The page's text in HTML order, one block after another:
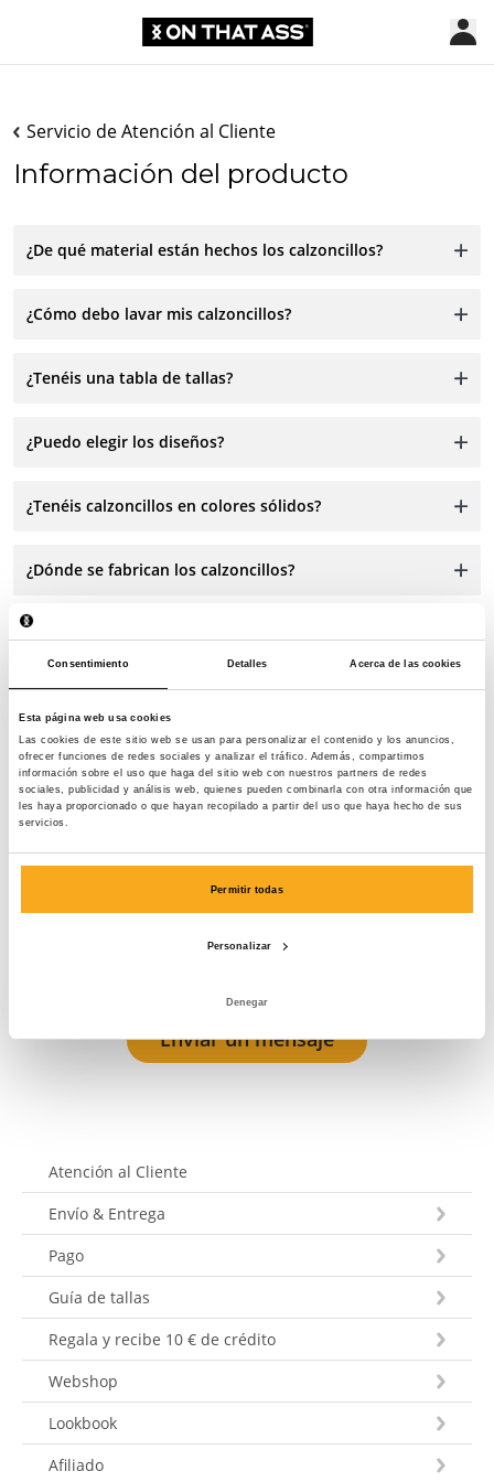
Consentimiento Detalles Acerca de las cookies
Esta página web usa cookies
Las cookies de este sitio web se usan para personalizar el contenido y los anuncios,
ofrecer funciones de redes sociales y analizar el tráfico. Además, compartimos
información sobre el uso que haga del sitio web con nuestros partners de redes
sociales, publicidad y análisis web, quienes pueden combinarla con otra información que
les haya proporcionado o que hayan recopilado a partir del uso que haya hecho de sus
servicios.
Permitir todas
Personalizar
Denegar
Servicio de Atención al Cliente
Información del producto
¿De qué material están hechos los calzoncillos?
¿Cómo debo lavar mis calzoncillos?
¿Tenéis una tabla de tallas?
¿Puedo elegir los diseños?
¿Tenéis calzoncillos en colores sólidos?
¿Dónde se fabrican los calzoncillos?
Contáctanos
¡Estamos a tu disposición las 24 horas del día, los 7 días
de la semana! Utiliza nuestro chatbot para obtener una
respuesta rápida. Haz clic en «Contacta con nosotros»,
Intentamos responder tu consulta en un plazo de 3 días
Enviar un mensaje
Atención al Cliente
Envío & Entrega
Pago
Guía de tallas
Regala y recibe 10 € de crédito
Webshop
Lookbook
Afiliado